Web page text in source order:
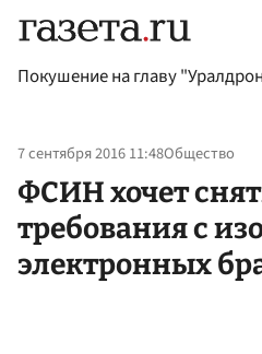
Покушение на главу
7 сентября 2016 11:48Общество
ФСИН хочет
требования с
электронных